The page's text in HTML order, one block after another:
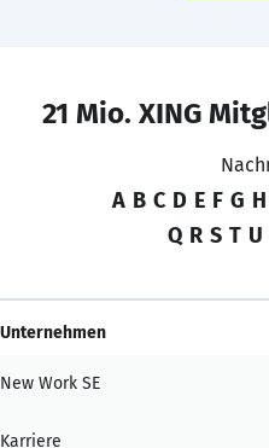
21 Mio. XING
A B C D E F G H
Q R S T U
Unternehmen
New Work SE
Karriere